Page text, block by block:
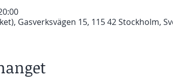
Gasverksvägen 15, 115 42 Stockholm,